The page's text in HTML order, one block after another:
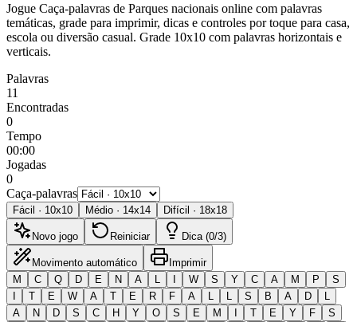
Jogue Caça-palavras de Parques nacionais online com palavras
temáticas, grade para imprimir, dicas e controles por toque para casa,
escola ou diversão casual. Grade 10x10 com palavras horizontais e
verticais.
Palavras
11
Encontradas
0
Tempo
00:00
Jogadas
0
Caça-palavras
Fácil · 10x10 Médio · 14x14 Difícil · 18x18
Novo jogo Reiniciar Dica (0/3)
Movimento automático
Imprimir
M
C Q D E N A L I W S Y C A M P
S
I
T E W A T E R F A L L S B A D
L
A
N D S C H Y O S E M I T E Y F
S